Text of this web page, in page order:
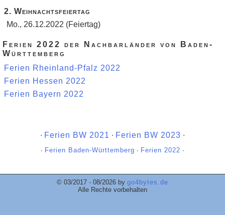
2. Weihnachtsfeiertag
Mo., 26.12.2022 (Feiertag)
Ferien 2022 der Nachbarländer von Baden-
Württemberg
Ferien Rheinland-Pfalz 2022
Ferien Hessen 2022
Ferien Bayern 2022
∙ Ferien BW 2021 ∙ Ferien BW 2023 ∙
∙ Ferien Baden-Württemberg ∙ Ferien 2022 ∙
© 03/2017 - 08/2026 by go4bytes.de
Alle Rechte vorbehalten